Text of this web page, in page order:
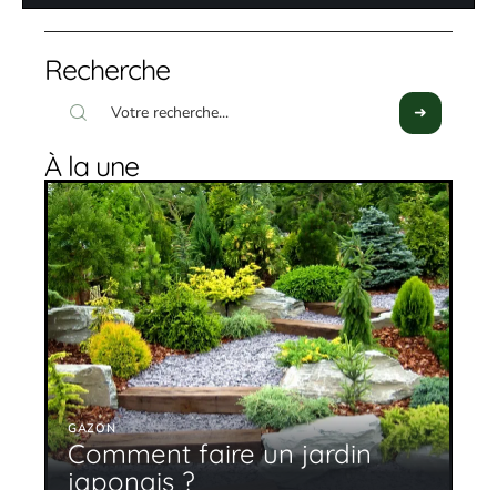
Recherche
À la une
GAZON
Comment faire un jardin
japonais ?